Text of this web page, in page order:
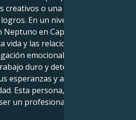
creativos o una carrera que
En un nivel más profundo,
Neptuno en Capricornio podría
y las relaciones
emocional con la disciplina
duro y determinación,
esperanzas y aspiraciones se
Esta persona, cuando está
un profesional compasivo y